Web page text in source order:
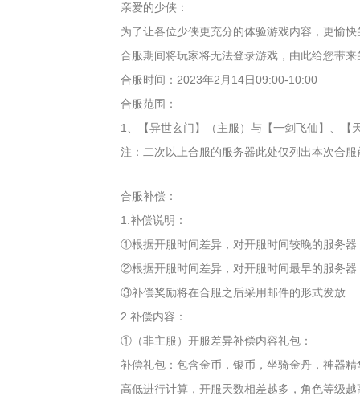
亲爱的少侠：
为了让各位少侠更充分的体验游戏内容，更愉
合服期间将玩家将无法登录游戏，由此给您带
合服时间：2023年2月14日09:00-10:00
合服范围：
1、【异世玄门】（主服）与【一剑飞仙】、【
注：二次以上合服的服务器此处仅列出本次合
合服补偿：
1.补偿说明：
①根据开服时间差异，对开服时间较晚的服务
②根据开服时间差异，对开服时间最早的服务
③补偿奖励将在合服之后采用邮件的形式发放
2.补偿内容：
①（非主服）开服差异补偿内容礼包：
补偿礼包：包含金币，银币，坐骑金丹，神器
高低进行计算，开服天数相差越多，角色等级